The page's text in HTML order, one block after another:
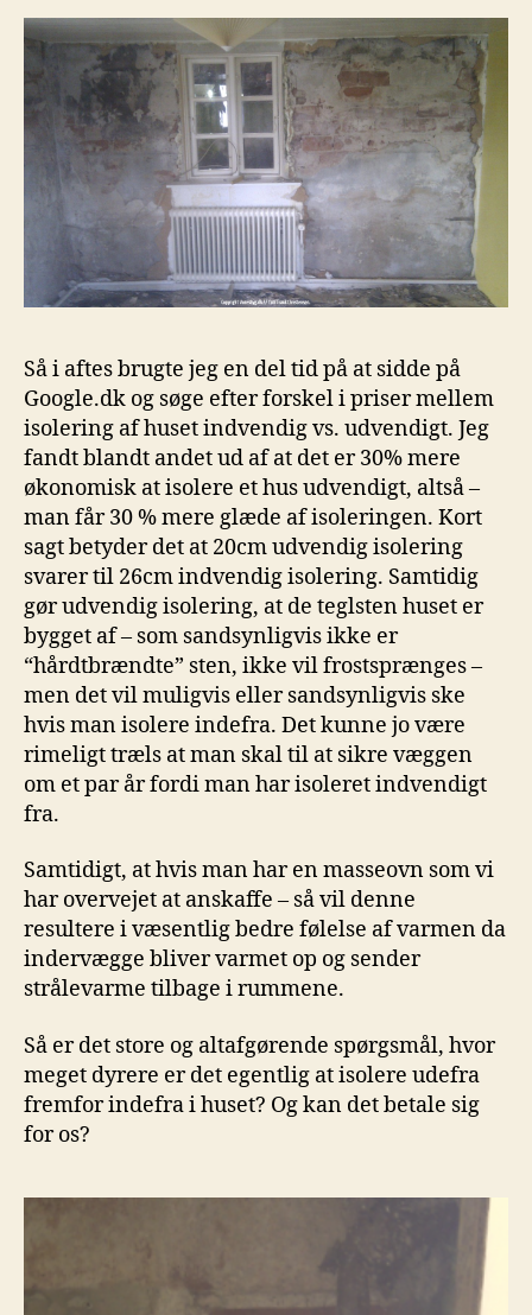
Så i aftes brugte jeg en del tid på at sidde på
Google.dk og søge efter forskel i priser mellem
isolering af huset indvendig vs. udvendigt. Jeg
fandt blandt andet ud af at det er 30% mere
økonomisk at isolere et hus udvendigt, altså –
man får 30 % mere glæde af isoleringen. Kort
sagt betyder det at 20cm udvendig isolering
svarer til 26cm indvendig isolering. Samtidig
gør udvendig isolering, at de teglsten huset er
bygget af – som sandsynligvis ikke er
“hårdtbrændte” sten, ikke vil frostsprænges –
men det vil muligvis eller sandsynligvis ske
hvis man isolere indefra. Det kunne jo være
rimeligt træls at man skal til at sikre væggen
om et par år fordi man har isoleret indvendigt
fra.
Samtidigt, at hvis man har en masseovn som vi
har overvejet at anskaffe – så vil denne
resultere i væsentlig bedre følelse af varmen da
indervægge bliver varmet op og sender
strålevarme tilbage i rummene.
Så er det store og altafgørende spørgsmål, hvor
meget dyrere er det egentlig at isolere udefra
fremfor indefra i huset? Og kan det betale sig
for os?